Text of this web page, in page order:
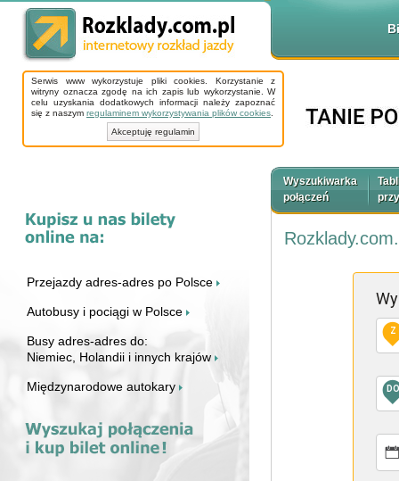
Serwis www wykorzystuje pliki cookies. Korzystanie z
witryny oznacza zgodę na ich zapis lub wykorzystanie. W
celu uzyskania dodatkowych informacji należy zapoznać
się z naszym regulaminem wykorzystywania plików cookies
Akceptuję regulamin
Przejazdy adres-adres po Polsce
Autobusy i pociągi w Polsce
Busy adres-adres do:
Niemiec, Holandii i innych krajów
Międzynarodowe autokary
Wyszukiwarka
połączeń
Z
DO